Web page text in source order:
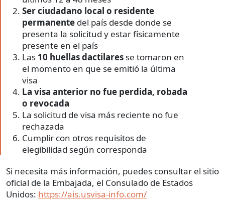
Ser ciudadano local o residente
permanente del país desde donde se
presenta la solicitud y estar físicamente
presente en el país
Las 10 huellas dactilares se tomaron en
el momento en que se emitió la última
visa
La visa anterior no fue perdida, robada
o revocada
La solicitud de visa más reciente no fue
rechazada
Cumplir con otros requisitos de
elegibilidad según corresponda
Si necesita más información, puedes consultar el sitio
oficial de la Embajada, el Consulado de Estados
Unidos: https://ais.usvisa-info.com/